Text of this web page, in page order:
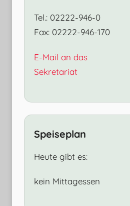
Tel.: 02222-946-0
Fax: 02222-946-170
E-Mail an das
Sekretariat
Speiseplan
Heute gibt es:
kein Mittagessen